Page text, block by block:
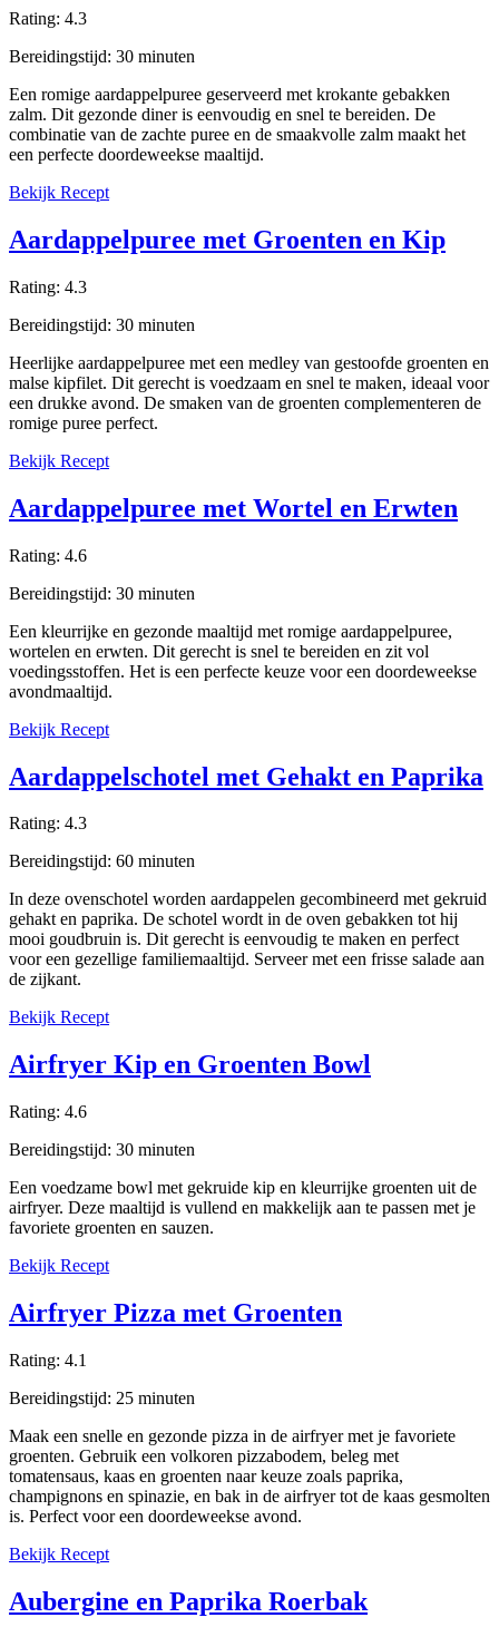
Rating: 4.3
Bereidingstijd: 30 minuten
Een romige aardappelpuree geserveerd met krokante gebakken
zalm. Dit gezonde diner is eenvoudig en snel te bereiden. De
combinatie van de zachte puree en de smaakvolle zalm maakt het
een perfecte doordeweekse maaltijd.
Bekijk Recept
Aardappelpuree met Groenten en Kip
Rating: 4.3
Bereidingstijd: 30 minuten
Heerlijke aardappelpuree met een medley van gestoofde groenten en
malse kipfilet. Dit gerecht is voedzaam en snel te maken, ideaal voor
een drukke avond. De smaken van de groenten complementeren de
romige puree perfect.
Bekijk Recept
Aardappelpuree met Wortel en Erwten
Rating: 4.6
Bereidingstijd: 30 minuten
Een kleurrijke en gezonde maaltijd met romige aardappelpuree,
wortelen en erwten. Dit gerecht is snel te bereiden en zit vol
voedingsstoffen. Het is een perfecte keuze voor een doordeweekse
avondmaaltijd.
Bekijk Recept
Aardappelschotel met Gehakt en Paprika
Rating: 4.3
Bereidingstijd: 60 minuten
In deze ovenschotel worden aardappelen gecombineerd met gekruid
gehakt en paprika. De schotel wordt in de oven gebakken tot hij
mooi goudbruin is. Dit gerecht is eenvoudig te maken en perfect
voor een gezellige familiemaaltijd. Serveer met een frisse salade aan
de zijkant.
Bekijk Recept
Airfryer Kip en Groenten Bowl
Rating: 4.6
Bereidingstijd: 30 minuten
Een voedzame bowl met gekruide kip en kleurrijke groenten uit de
airfryer. Deze maaltijd is vullend en makkelijk aan te passen met je
favoriete groenten en sauzen.
Bekijk Recept
Airfryer Pizza met Groenten
Rating: 4.1
Bereidingstijd: 25 minuten
Maak een snelle en gezonde pizza in de airfryer met je favoriete
groenten. Gebruik een volkoren pizzabodem, beleg met
tomatensaus, kaas en groenten naar keuze zoals paprika,
champignons en spinazie, en bak in de airfryer tot de kaas gesmolten
is. Perfect voor een doordeweekse avond.
Bekijk Recept
Aubergine en Paprika Roerbak